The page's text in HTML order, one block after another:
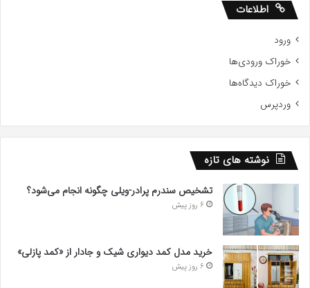
اطلاعات
ورود
خوراک ورودی‌ها
خوراک دیدگاه‌ها
وردپرس
نوشته های تازه
تشخیص سندرم پرادر-ویلی چگونه انجام می‌شود؟
6 روز پیش
خرید مدل کمد دیواری شیک و جادار از «کمد پازلی»
6 روز پیش